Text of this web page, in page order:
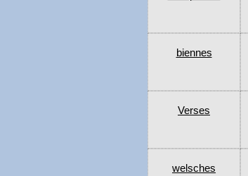
biennes
Verses
welsches